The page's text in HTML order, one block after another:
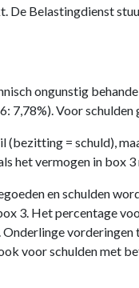
De Belastingdienst
ongunstig
Voor
= schuld),
het vermogen in box
en schulden
3. Het percentage
voor schulden met